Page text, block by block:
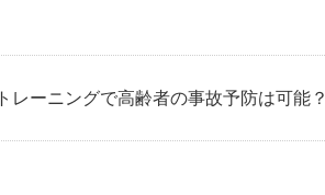
トレーニングで高齢者の事故予防は可能？